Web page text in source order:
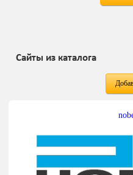
Сайты из каталога